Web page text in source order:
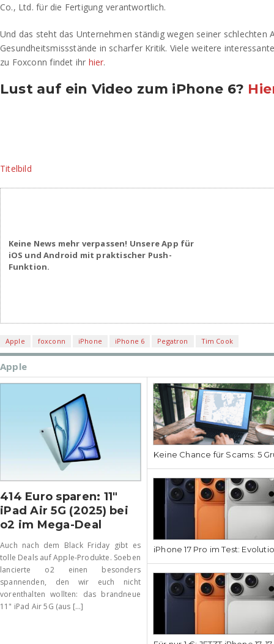
Co., Ltd. für die Fertigung verantwortlich.
Und das steht das Unternehmen ständig wegen seiner schlechten
Gesundheitsmissstände in scharfer Kritik. Viele weitere
zu Foxconn findet ihr hier.
Lust auf ein Video zum iPhone 6?
Titelbild
Keine News mehr verpassen! Unsere App für
iOS und Android mit praktischer Push-
Funktion.
Apple foxconn iPhone iPhone 6 Pegatron Tim Cook
Apple
414 Euro sparen: 11″
iPad Air 5G (2025) bei
o2 im Mega-Deal
Auch nach dem Black Friday gibt es
tolle Deals auf Apple-Produkte. Soeben
lancierte o2 einen besonders
spannenden, den wir euch nicht
vorenthalten wollten: das brandneue
11" iPad Air 5G (aus [...]
Keine Chance für Scams: 5
iPhone 17 Pro im Test: